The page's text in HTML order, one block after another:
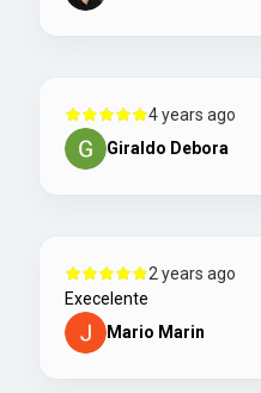
4 years ago
Giraldo Debora
2 years ago
Execelente
Mario Marin